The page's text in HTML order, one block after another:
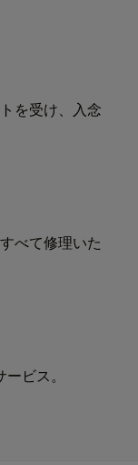
を受け、入念
べて修理いた
ビス。